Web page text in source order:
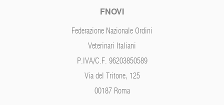
FNOVI
Federazione Nazionale Ordini
Veterinari Italiani
P.IVA/C.F. 96203850589
Via del Tritone, 125
00187 Roma